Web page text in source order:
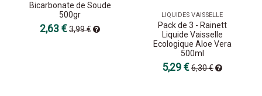
Bicarbonate de Soude
500gr
2,63 €3,99 €
LIQUIDES VAISSELLE
Pack de 3 - Rainett
Liquide Vaisselle
Ecologique Aloe Vera
500ml
5,29 €6,30 €